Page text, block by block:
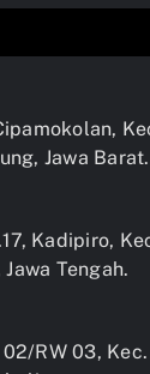
Jawa Barat.
Kadipiro,
Tengah.
RW 03, Kec.